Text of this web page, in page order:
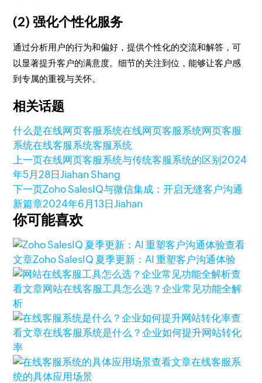
(2) 强化个性化服务
通过分析用户的行为和偏好，提供个性化的交流和解答，可
以显著提升客户的满意度。细节的关注到位，能够让客户感
到专属的重视与关怀。
相关话题
什么是在线网页客服系统在线网页客服系统网页客服
系统在线客服系统客服系统
上一页在线网页客服系统与传统客服系统的区别2024
年5月28日Jiahan Shang
下一页Zoho SalesIQ与微信集成：开启无缝客户沟通
新篇章2024年6月13日Jiahan
你可能喜欢
查看
文章Zoho SalesIQ 夏季更新：AI 重塑客户沟通体验
查
看文章网站在线客服工具怎么选？企业常见功能全解
析
查
看文章在线客服系统是什么？企业如何提升网站转化
率
查看文章在线客服系
统的具体应用场景